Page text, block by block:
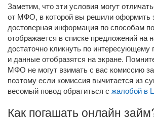
Заметим, что эти условия могут
от МФО, в которой вы решили оформить
достоверная информация по способам
отображается в списке предложений на
достаточно кликнуть по
и данные отобразятся на экране.
МФО не могут взимать с вас комиссию
поэтому если комиссия вычитается из
весомый повод обратиться с жалобой в
Как погашать онлайн